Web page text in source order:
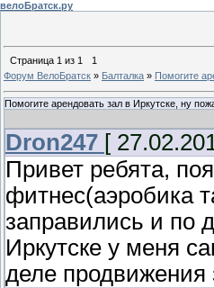
велоБратск.ру
Страница 1 из 1
1
Форум ВелоБратск » Балталка » Помогите
Помогите арендовать зал в Иркутске, ну
Dron247 [
Привет ребята,
фитнес(аэробика
заправились и по
Иркутске у меня
деле продвижения